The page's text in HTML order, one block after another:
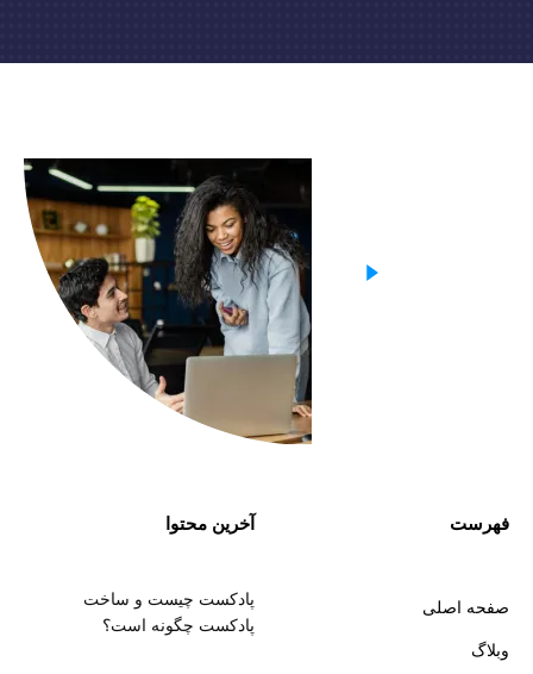
فهرست
صفحه اصلی
وبلاگ
آخرین محتوا
پادکست چیست و ساخت
پادکست چگونه است؟